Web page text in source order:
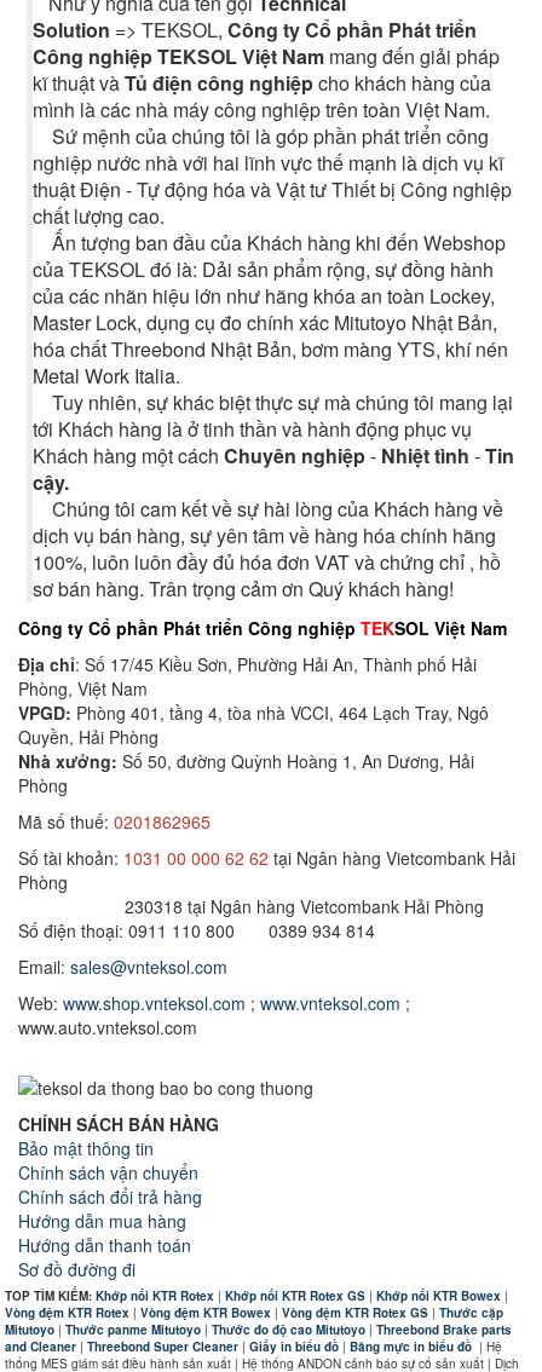
Solution => TEKSOL,Công ty Cổ phần Phát triển
Công nghiệp TEKSOL Việt Nam mang đến giải pháp
kĩ thuật vàTủ điện công nghiệpcho khách hàng của
mình là các nhà máy công nghiệp trên toàn Việt Nam.
Sứ mệnh của chúng tôi là góp phần phát triển công
nghiệp nước nhà với hai lĩnh vực thế mạnh là dịch vụ kĩ
thuật Điện - Tự động hóa và Vật tư Thiết bị Công nghiệp
chất lượng cao.
Ấn tượng ban đầu của Khách hàng khi đến Webshop
của TEKSOL đó là: Dải sản phẩm rộng, sự đồng hành
của các nhãn hiệu lớn như hãng khóa an toàn Lockey,
Master Lock, dụng cụ đo chính xác Mitutoyo Nhật Bản,
hóa chất Threebond Nhật Bản, bơm màng YTS, khí nén
Metal Work Italia.
Tuy nhiên, sự khác biệt thực sự mà chúng tôi mang lại
tới Khách hàng là ở tinh thần và hành động phục vụ
Khách hàng một cáchChuyên nghiệp- Nhiệt tình -Tin
cậy.
Chúng tôi cam kết về sự hài lòng của Khách hàng về
dịch vụ bán hàng, sự yên tâm về hàng hóa chính hãng
100%, luôn luôn đầy đủ hóa đơn VAT và chứng chỉ , hồ
sơ bán hàng. Trân trọng cảm ơn Quý khách hàng!
Công ty Cổ phần Phát triển Công nghiệp TEKSOL Việt Nam
Địa chỉ: Số 17/45 Kiều Sơn, Phường Hải An, Thành phố Hải
Phòng, Việt Nam
VPGD: Phòng 401, tầng 4, tòa nhà VCCI, 464 Lạch Tray, Ngô
Quyền, Hải Phòng
Nhà xưởng: Số 50, đường Quỳnh Hoàng 1, An Dương, Hải
Phòng
Mã số thuế: 0201862965
Số tài khoản: 1031 00 000 62 62 tại Ngân hàng Vietcombank Hải
Phòng
230318 tại Ngân hàng Vietcombank Hải Phòng
Số điện thoại: 0911 110 800 0389 934 814
Email: sales@vnteksol.com
Web: www.shop.vnteksol.com ; www.vnteksol.com ;
www.auto.vnteksol.com
CHÍNH SÁCH BÁN HÀNG
Bảo mật thông tin
Chính sách vận chuyển
Chính sách đổi trả hàng
Hướng dẫn mua hàng
Hướng dẫn thanh toán
Sơ đồ đường đi
TOP TÌM KIẾM:Khớp nối KTR Rotex |Khớp nối KTR Rotex GS |Khớp nối KTR Bowex |
Vòng đệm KTR Rotex | Vòng đệm KTR Bowex |Vòng đệm KTR Rotex GS |Thước cặp
Mitutoyo |Thước panme Mitutoyo |Thước đo độ cao Mitutoyo |Threebond Brake parts
and Cleaner |Threebond Super Cleaner |Giấy in biểu đồ |Băng mực in biểu đồ | Hệ
thống MES giám sát điều hành sản xuất | Hệ thống ANDON cảnh báo sự cố sản xuất | Dịch